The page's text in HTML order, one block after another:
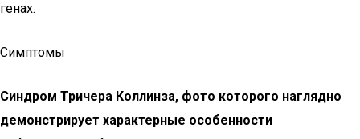
генах.
Симптомы
Синдром Тричера Коллинза, фото которого наглядно
демонстрирует характерные особенности